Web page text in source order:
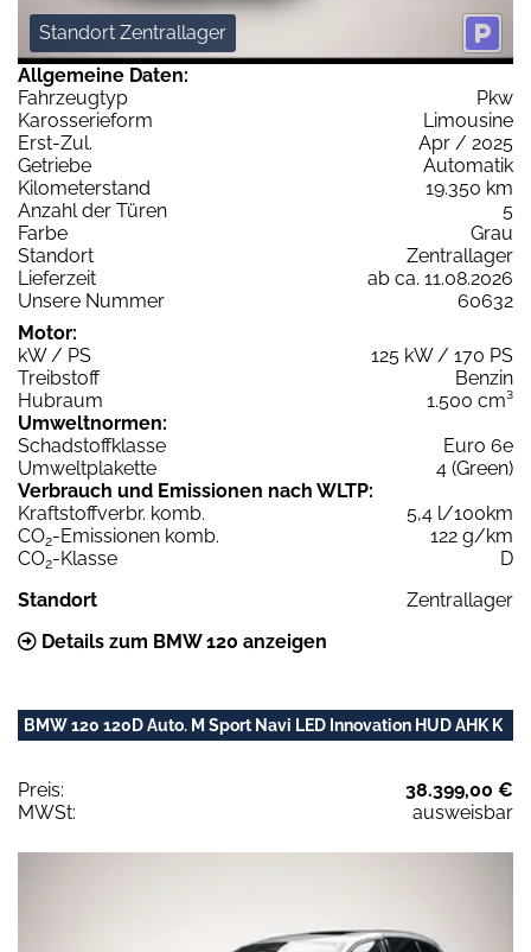
Standort Zentrallager
Allgemeine Daten:
Fahrzeugtyp
Pkw
Karosserieform
Limousine
Erst-Zul.
Apr / 2025
Getriebe
Automatik
Kilometerstand
19.350 km
Anzahl der Türen
5
Farbe
Grau
Standort
Zentrallager
Lieferzeit
ab ca. 11.08.2026
Unsere Nummer
60632
Motor:
kW / PS
125 kW / 170 PS
Treibstoff
Benzin
Hubraum
1.500 cm³
Umweltnormen:
Schadstoffklasse
Euro 6e
Umweltplakette
4 (Green)
Verbrauch und Emissionen nach WLTP:
Kraftstoffverbr. komb.
5,4 l/100km
CO2-Emissionen komb.
122 g/km
CO2-Klasse
D
Standort
Zentrallager
Details zum BMW 120 anzeigen
BMW 120 120D Auto. M Sport Navi LED Innovation HUD AHK K
Preis:
38.399,00 €
MWSt:
ausweisbar